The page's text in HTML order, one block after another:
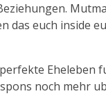
das euch inside
Eheleben
noch mehr